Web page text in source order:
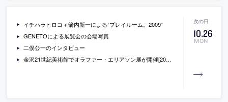
10.26
MON
イチハラヒロコ＋箭内新一による”プレイルーム。2009″
GENETOによる展覧会の会場写真
二俣公一のインタビュー
金沢21世紀美術館でオラファー・エリアソン展が開催[2009/11/21-2010/3/22]